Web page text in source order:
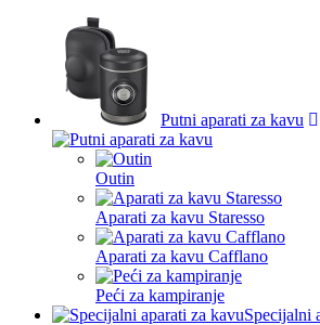
Putni aparati za kavu
Outin
Aparati za kavu Staresso
Aparati za kavu Cafflano
Peći za kampiranje
Specijalni